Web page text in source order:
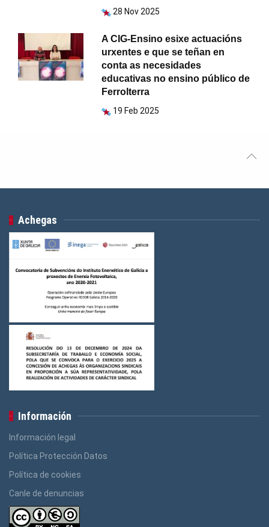
28 Nov 2025
A CIG-Ensino esixe actuacións
urxentes e que se teñan en
conta as necesidades
educativas no ensino público de
Ferrolterra
19 Feb 2025
Achegas
Información
Información legal
Política Protección Datos
Política de cookies
Canle de denuncias